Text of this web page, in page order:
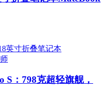
S：798克超轻旗舰，